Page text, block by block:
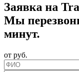
Заявка на
Мы
минут.
от руб.